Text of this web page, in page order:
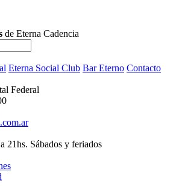
de Eterna Cadencia
Eterna Social Club Bar Eterno Contacto
Federal
21hs. Sábados y feriados